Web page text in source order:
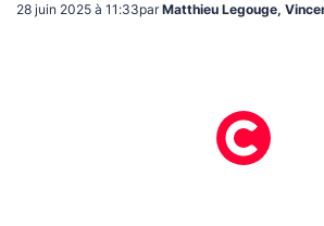
28 juin 2025 à 11:33par Matthieu Legouge,